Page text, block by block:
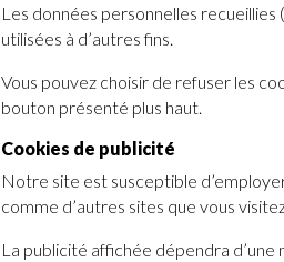
Les données personnelles
utilisées à d’autres fins.
Vous pouvez choisir de refuser les
bouton présenté plus haut.
Cookies de publicité
Notre site est susceptible
comme d’autres sites que vous
La publicité affichée dépendra